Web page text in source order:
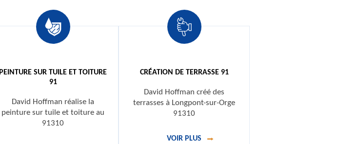
PEINTURE SUR TUILE ET TOITURE
91
David Hoffman réalise la
peinture sur tuile et toiture au
91310
CRÉATION DE TERRASSE 91
David Hoffman créé des
terrasses à Longpont-sur-Orge
91310
VOIR PLUS